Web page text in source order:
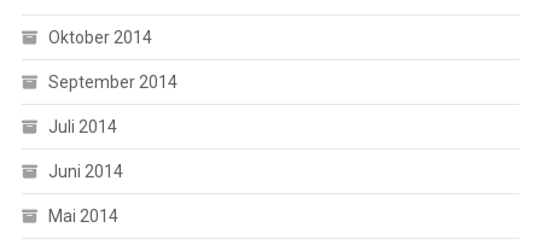
Oktober 2014
September 2014
Juli 2014
Juni 2014
Mai 2014